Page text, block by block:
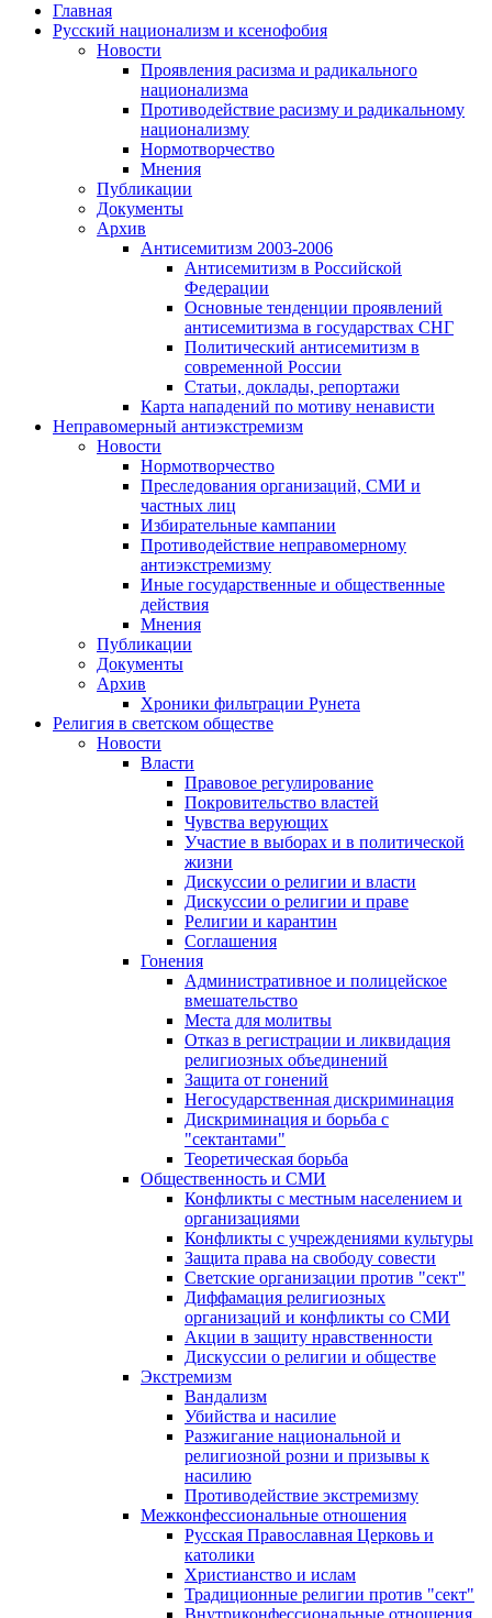
Главная
Русский национализм и ксенофобия
Новости
Проявления расизма и радикального
национализма
Противодействие расизму и радикальному
национализму
Нормотворчество
Мнения
Публикации
Документы
Архив
Антисемитизм 2003-2006
Антисемитизм в Российской
Федерации
Основные тенденции проявлений
антисемитизма в государствах СНГ
Политический антисемитизм в
современной России
Статьи, доклады, репортажи
Карта нападений по мотиву ненависти
Неправомерный антиэкстремизм
Новости
Нормотворчество
Преследования организаций, СМИ и
частных лиц
Избирательные кампании
Противодействие неправомерному
антиэкстремизму
Иные государственные и общественные
действия
Мнения
Публикации
Документы
Архив
Хроники фильтрации Рунета
Религия в светском обществе
Новости
Власти
Правовое регулирование
Покровительство властей
Чувства верующих
Участие в выборах и в политической
жизни
Дискуссии о религии и власти
Дискуссии о религии и праве
Религии и карантин
Соглашения
Гонения
Административное и полицейское
вмешательство
Места для молитвы
Отказ в регистрации и ликвидация
религиозных объединений
Защита от гонений
Негосударственная дискриминация
Дискриминация и борьба с
"сектантами"
Теоретическая борьба
Общественность и СМИ
Конфликты с местным населением и
организациями
Конфликты с учреждениями культуры
Защита права на свободу совести
Светские организации против "сект"
Диффамация религиозных
организаций и конфликты со СМИ
Акции в защиту нравственности
Дискуссии о религии и обществе
Экстремизм
Вандализм
Убийства и насилие
Разжигание национальной и
религиозной розни и призывы к
насилию
Противодействие экстремизму
Межконфессиональные отношения
Русская Православная Церковь и
католики
Христианство и ислам
Традиционные религии против "сект"